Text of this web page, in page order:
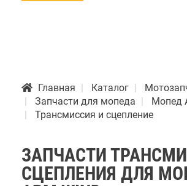
Главная Каталог
Запчасти для мопеда
Мопед
Трансмиссия и сцепление
ЗАПЧАСТИ
СЦЕПЛЕНИЯ ДЛЯ